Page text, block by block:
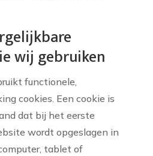
wij gebruiken
functionele,
cookies. Een cookie is
dat bij het eerste
wordt opgeslagen in
tablet of